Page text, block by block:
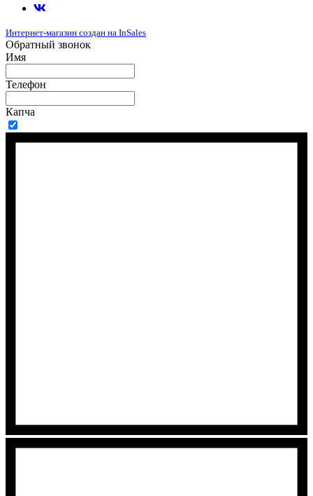
Интернет-магазин создан на InSales
Обратный звонок
Имя
Телефон
Капча